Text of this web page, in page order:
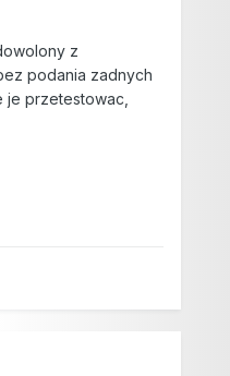
z
podania zadnych
przetestowac,